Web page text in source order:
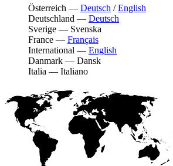
Österreich — Deutsch /English
Deutschland — Deutsch
Sverige — Svenska
France — Français
International — English
Danmark — Dansk
Italia — Italiano